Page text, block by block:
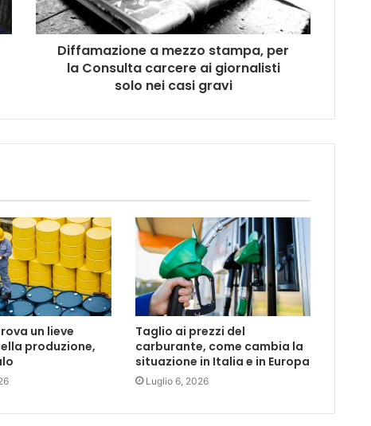
Diffamazione a mezzo stampa, per
la Consulta carcere ai giornalisti
solo nei casi gravi
un lieve
produzione,
Taglio ai prezzi del
carburante, come cambia la
situazione in Italia e in Europa
Luglio 6, 2026